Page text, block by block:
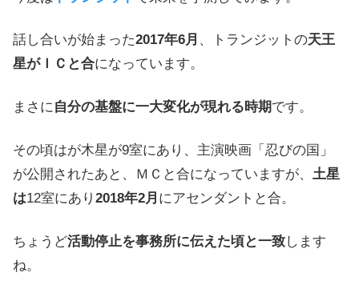
話し合いが始まった2017年6月 、トランジットの天王
星がＩＣと合になっています。
まさに自分の基盤に一大変化が現れる時期です。
その頃はが木星が9室にあり、主演映画「忍びの国」
が公開されたあと、ＭＣと合になっていますが、 土星
は12室にあり 2018年2月 にアセンダントと合。
ちょうど活動停止を事務所に伝えた頃と一致します
ね。